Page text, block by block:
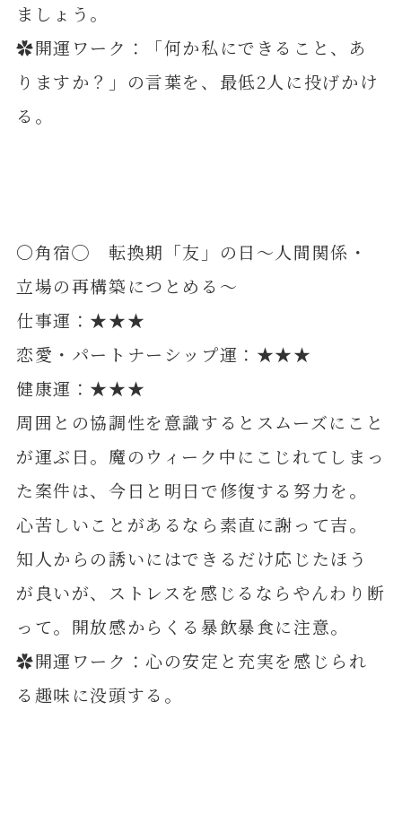
ましょう。
✿開運ワーク：「何か私にできること、あ
りますか？」の言葉を、最低2人に投げかけ
る。
〇角宿◯ 転換期「友」の日～人間関係・
立場の再構築につとめる～
仕事運：★★★
恋愛・パートナーシップ運：★★★
健康運：★★★
周囲との協調性を意識するとスムーズにこと
が運ぶ日。魔のウィーク中にこじれてしまっ
た案件は、今日と明日で修復する努力を。
心苦しいことがあるなら素直に謝って吉。
知人からの誘いにはできるだけ応じたほう
が良いが、ストレスを感じるならやんわり断
って。開放感からくる暴飲暴食に注意。
✿開運ワーク：心の安定と充実を感じられ
る趣味に没頭する。